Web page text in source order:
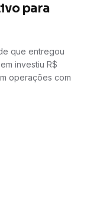
para
que entregou
investiu R$
operações com